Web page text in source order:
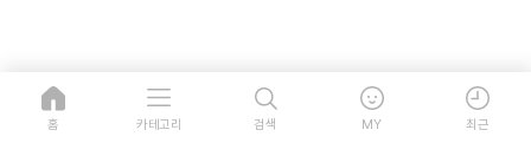
홈 카테고리 검색 MY 최근